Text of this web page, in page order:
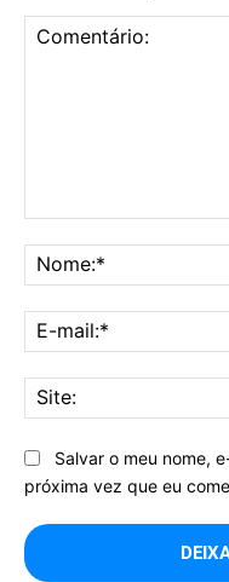
Salvar o meu nome,
próxima vez que eu